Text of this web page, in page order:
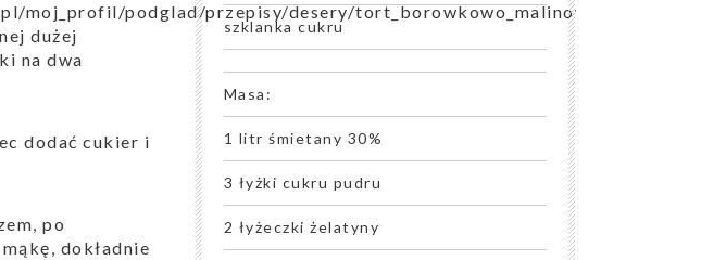
moj_profil/podglad/przepisy/desery/tort_borowkowo_malinowy
dużej
na dwa
dodać cukier i
po
dokładnie
szklanka cukru
Masa:
1 litr śmietany 30%
3 łyżki cukru pudru
2 łyżeczki żelatyny